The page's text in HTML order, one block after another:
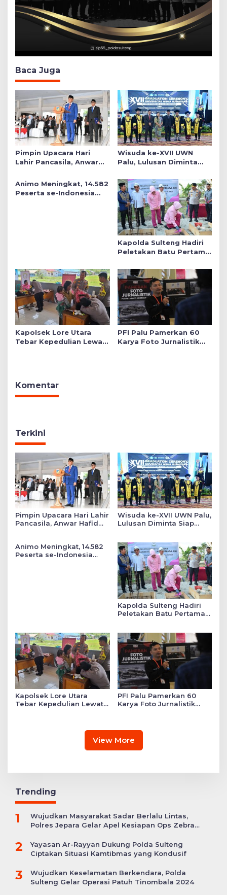
Baca Juga
Pimpin Upacara Hari
Lahir Pancasila, Anwar
Sosial dalam Kebijakan
Publik
Wisuda ke-XVII UWN
Palu, Lulusan Diminta
Daerah
Animo Meningkat, 14.582
Peserta se-Indonesia
Kapolda Sulteng Hadiri
Peletakan Batu Pertama
di Sekolah YKB
Kapolsek Lore Utara
Tebar Kepedulian Lewat
PFI Palu Pamerkan 60
Karya Foto Jurnalistik
Komentar
Terkini
Pimpin Upacara Hari Lahir
Pancasila, Anwar Hafid
Wisuda ke-XVII UWN Palu,
Lulusan Diminta Siap
Animo Meningkat, 14.582
Peserta se-Indonesia
Kapolda Sulteng Hadiri
Peletakan Batu Pertama
Kapolsek Lore Utara
Tebar Kepedulian Lewat
PFI Palu Pamerkan 60
Karya Foto Jurnalistik
View More
Trending
1
Wujudkan Masyarakat Sadar Berlalu Lintas,
Polres Jepara Gelar Apel Kesiapan Ops Zebra
2
Yayasan Ar-Rayyan Dukung Polda Sulteng
Ciptakan Situasi Kamtibmas yang Kondusif
3
Wujudkan Keselamatan Berkendara, Polda
Sulteng Gelar Operasi Patuh Tinombala 2024